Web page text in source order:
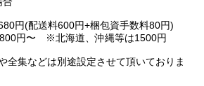
円(配送料600円+梱包資手数料80円)
円〜 ※北海道、沖縄等は1500円
全集などは別途設定させて頂いておりま